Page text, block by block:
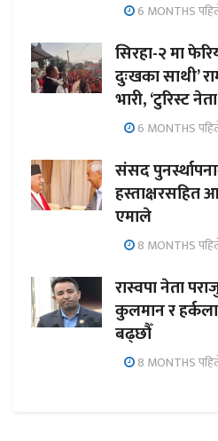
6 MONTHS
सिरहा-२ मा
दुःखका साथी’
भारी, ‘टुरिस्ट
6 MONTHS
संसद
हस्ताक्षरसहित
एमाले
8 MONTHS
रास्वपा नेता
कुलमान र
बढ्छौँ
8 MONTHS